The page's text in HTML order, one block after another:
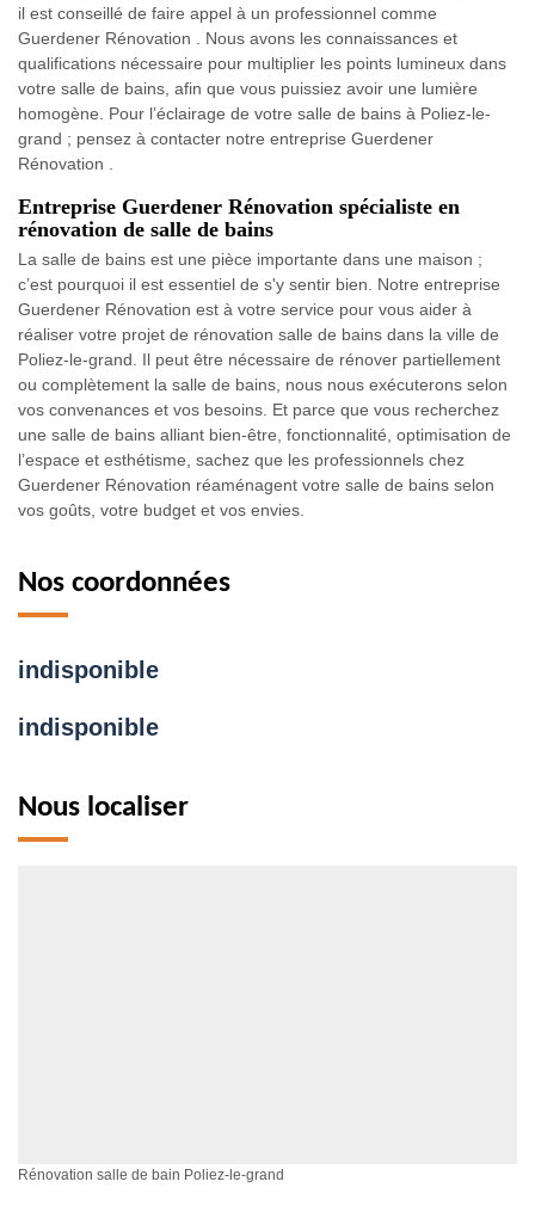
il est conseillé de faire appel à un professionnel comme
Guerdener Rénovation . Nous avons les connaissances et
qualifications nécessaire pour multiplier les points lumineux dans
votre salle de bains, afin que vous puissiez avoir une lumière
homogène. Pour l’éclairage de votre salle de bains à Poliez-le-
grand ; pensez à contacter notre entreprise Guerdener
Rénovation .
Entreprise Guerdener Rénovation spécialiste en
rénovation de salle de bains
La salle de bains est une pièce importante dans une maison ;
c’est pourquoi il est essentiel de s'y sentir bien. Notre entreprise
Guerdener Rénovation est à votre service pour vous aider à
réaliser votre projet de rénovation salle de bains dans la ville de
Poliez-le-grand. Il peut être nécessaire de rénover partiellement
ou complètement la salle de bains, nous nous exécuterons selon
vos convenances et vos besoins. Et parce que vous recherchez
une salle de bains alliant bien-être, fonctionnalité, optimisation de
l’espace et esthétisme, sachez que les professionnels chez
Guerdener Rénovation réaménagent votre salle de bains selon
vos goûts, votre budget et vos envies.
Nos coordonnées
indisponible
indisponible
Nous localiser
Rénovation salle de bain Poliez-le-grand